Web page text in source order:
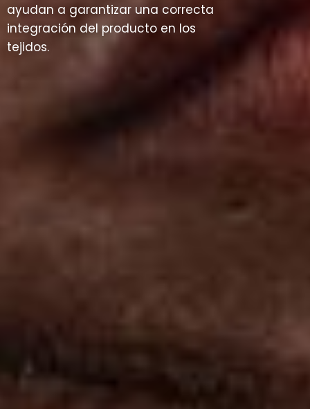
ayudan a garantizar una correcta
integración del producto en los
tejidos.